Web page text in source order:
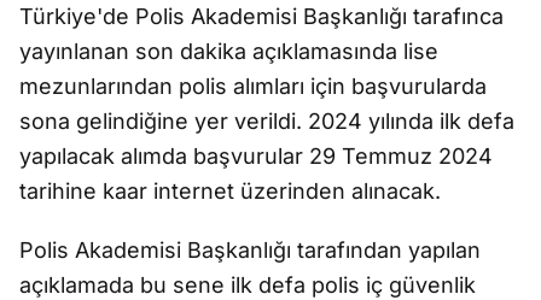
Türkiye'de Polis Akademisi Başkanlığı tarafınca
yayınlanan son dakika açıklamasında lise
mezunlarından polis alımları için başvurularda
sona gelindiğine yer verildi. 2024 yılında ilk defa
yapılacak alımda başvurular 29 Temmuz 2024
tarihine kaar internet üzerinden alınacak.
Polis Akademisi Başkanlığı tarafından yapılan
açıklamada bu sene ilk defa polis iç güvenlik